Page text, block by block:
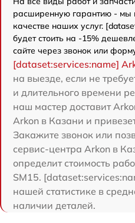
расширенную гарантию - мы
качестве наших услуг.
будет стоить на -15%
сайте через звонок или
[dataset:services:name]
на выезде, если не
и длительного времени
наш мастер доставит
Arkon в Казани и
Закажите звонок или
сервис-центра Arkon в
определит стоимость
SM15.
нашей статистике в
наличии деталей.